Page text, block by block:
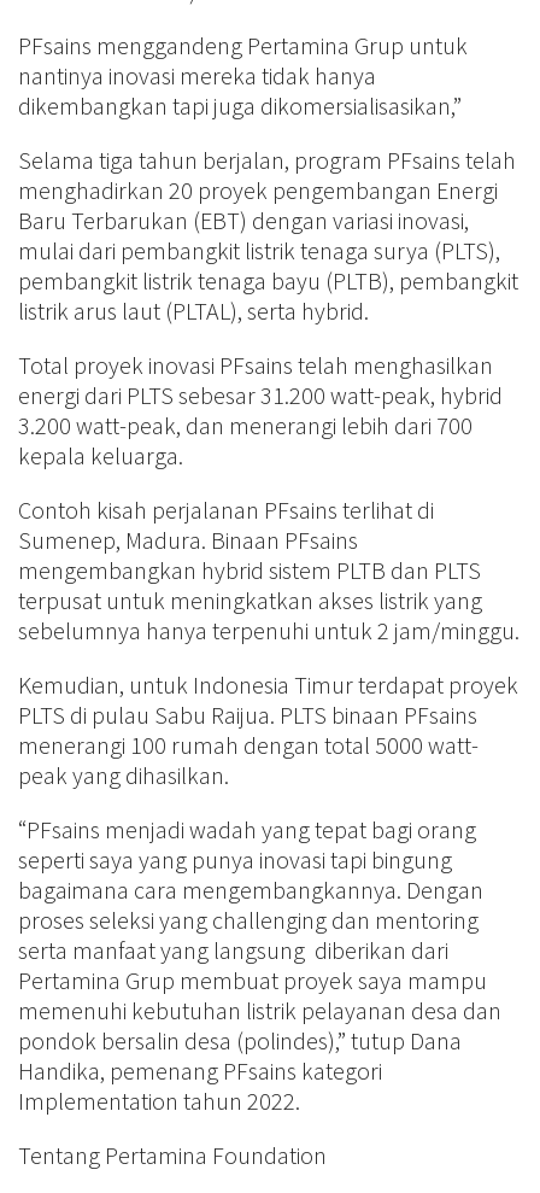
PFsains menggandeng Pertamina Grup untuk
nantinya inovasi mereka tidak hanya
dikembangkan tapi juga dikomersialisasikan,”
Selama tiga tahun berjalan, program PFsains telah
menghadirkan 20 proyek pengembangan Energi
Baru Terbarukan (EBT) dengan variasi inovasi,
mulai dari pembangkit listrik tenaga surya (PLTS),
pembangkit listrik tenaga bayu (PLTB), pembangkit
listrik arus laut (PLTAL), serta hybrid.
Total proyek inovasi PFsains telah menghasilkan
energi dari PLTS sebesar 31.200 watt-peak, hybrid
3.200 watt-peak, dan menerangi lebih dari 700
kepala keluarga.
Contoh kisah perjalanan PFsains terlihat di
Sumenep, Madura. Binaan PFsains
mengembangkan hybrid sistem PLTB dan PLTS
terpusat untuk meningkatkan akses listrik yang
sebelumnya hanya terpenuhi untuk 2 jam/minggu.
Kemudian, untuk Indonesia Timur terdapat proyek
PLTS di pulau Sabu Raijua. PLTS binaan PFsains
menerangi 100 rumah dengan total 5000 watt-
peak yang dihasilkan.
“PFsains menjadi wadah yang tepat bagi orang
seperti saya yang punya inovasi tapi bingung
bagaimana cara mengembangkannya. Dengan
proses seleksi yang challenging dan mentoring
serta manfaat yang langsung diberikan dari
Pertamina Grup membuat proyek saya mampu
memenuhi kebutuhan listrik pelayanan desa dan
pondok bersalin desa (polindes),” tutup Dana
Handika, pemenang PFsains kategori
Implementation tahun 2022.
Tentang Pertamina Foundation